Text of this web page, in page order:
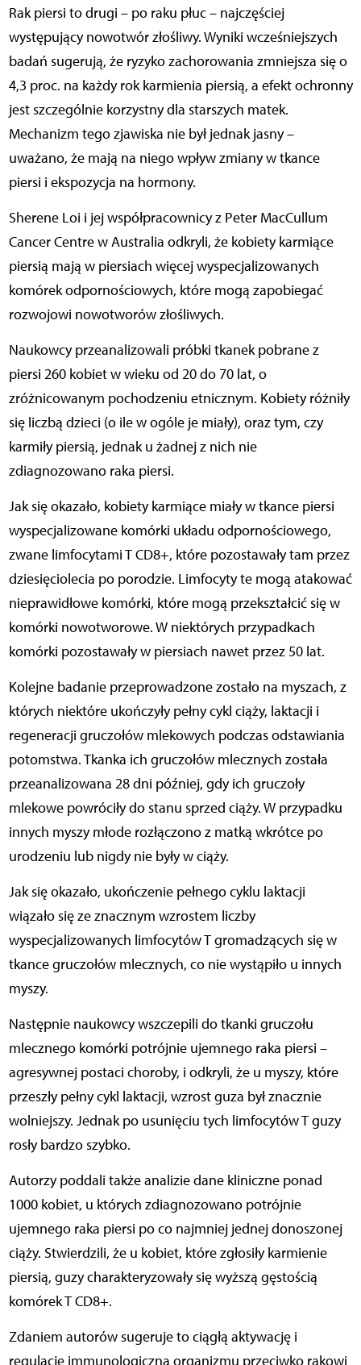
Rak piersi to drugi – po raku płuc – najczęściej
występujący nowotwór złośliwy. Wyniki wcześniejszych
badań sugerują, że ryzyko zachorowania zmniejsza się o
4,3 proc. na każdy rok karmienia piersią, a efekt ochronny
jest szczególnie korzystny dla starszych matek.
Mechanizm tego zjawiska nie był jednak jasny –
uważano, że mają na niego wpływ zmiany w tkance
piersi i ekspozycja na hormony.
Sherene Loi i jej współpracownicy z Peter MacCullum
Cancer Centre w Australia odkryli, że kobiety karmiące
piersią mają w piersiach więcej wyspecjalizowanych
komórek odpornościowych, które mogą zapobiegać
rozwojowi nowotworów złośliwych.
Naukowcy przeanalizowali próbki tkanek pobrane z
piersi 260 kobiet w wieku od 20 do 70 lat, o
zróżnicowanym pochodzeniu etnicznym. Kobiety różniły
się liczbą dzieci (o ile w ogóle je miały), oraz tym, czy
karmiły piersią, jednak u żadnej z nich nie
zdiagnozowano raka piersi.
Jak się okazało, kobiety karmiące miały w tkance piersi
wyspecjalizowane komórki układu odpornościowego,
zwane limfocytami T CD8+, które pozostawały tam przez
dziesięciolecia po porodzie. Limfocyty te mogą atakować
nieprawidłowe komórki, które mogą przekształcić się w
komórki nowotworowe. W niektórych przypadkach
komórki pozostawały w piersiach nawet przez 50 lat.
Kolejne badanie przeprowadzone zostało na myszach, z
których niektóre ukończyły pełny cykl ciąży, laktacji i
regeneracji gruczołów mlekowych podczas odstawiania
potomstwa. Tkanka ich gruczołów mlecznych została
przeanalizowana 28 dni później, gdy ich gruczoły
mlekowe powróciły do stanu sprzed ciąży. W przypadku
innych myszy młode rozłączono z matką wkrótce po
urodzeniu lub nigdy nie były w ciąży.
Jak się okazało, ukończenie pełnego cyklu laktacji
wiązało się ze znacznym wzrostem liczby
wyspecjalizowanych limfocytów T gromadzących się w
tkance gruczołów mlecznych, co nie wystąpiło u innych
myszy.
Następnie naukowcy wszczepili do tkanki gruczołu
mlecznego komórki potrójnie ujemnego raka piersi –
agresywnej postaci choroby, i odkryli, że u myszy, które
przeszły pełny cykl laktacji, wzrost guza był znacznie
wolniejszy. Jednak po usunięciu tych limfocytów T guzy
rosły bardzo szybko.
Autorzy poddali także analizie dane kliniczne ponad
1000 kobiet, u których zdiagnozowano potrójnie
ujemnego raka piersi po co najmniej jednej donoszonej
ciąży. Stwierdzili, że u kobiet, które zgłosiły karmienie
piersią, guzy charakteryzowały się wyższą gęstością
komórek T CD8+.
Zdaniem autorów sugeruje to ciągłą aktywację i
regulację immunologiczną organizmu przeciwko rakowi